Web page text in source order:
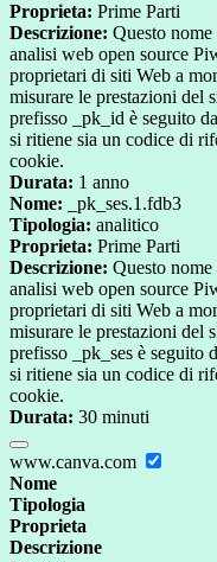
Proprieta: Prime Parti
Descrizione: Questo
analisi web open source
proprietari di siti Web a
misurare le prestazioni del
prefisso _pk_id è seguito
si ritiene sia un codice di
cookie.
Durata: 1 anno
Nome: _pk_ses.1.fdb3
Tipologia: analitico
Proprieta: Prime Parti
Descrizione: Questo
analisi web open source
proprietari di siti Web a
misurare le prestazioni del
prefisso _pk_ses è seguito
si ritiene sia un codice di
cookie.
Durata: 30 minuti
www.canva.com
Nome
Tipologia
Proprieta
Descrizione